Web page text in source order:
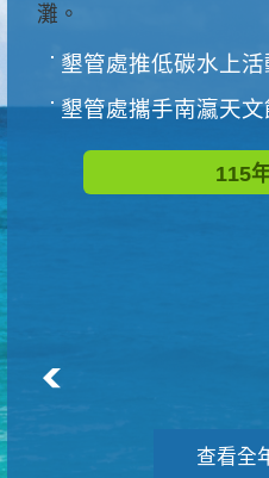
墾管處推低碳水上活動
墾管處攜手南瀛天文館
115
查看全